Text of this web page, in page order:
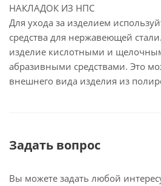
НАКЛАДОК ИЗ НПС
Для ухода за изделием
средства для нержавеющей
изделие кислотными и
абразивными средствами. Это
внешнего вида изделия из
Задать вопрос
Вы можете задать любой